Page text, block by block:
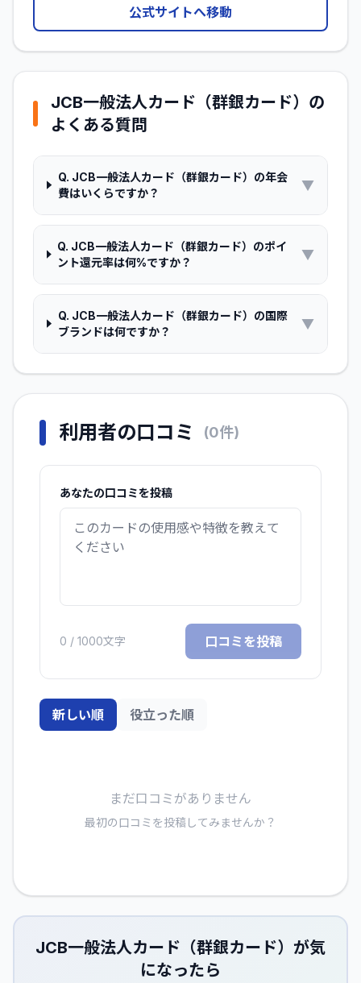
公式サイトへ移動
JCB一般法人カード（群銀カード） の
よくある質問
Q. JCB一般法人カード（群銀カード）の年会
費はいくらですか？
▼
Q. JCB一般法人カード（群銀カード）のポイ
ント還元率は何%ですか？
▼
Q. JCB一般法人カード（群銀カード）の国際
ブランドは何ですか？
▼
利用者の口コミ (0件)
あなたの口コミを投稿
0 / 1000文字 口コミを投稿
新しい順 役立った順
まだ口コミがありません
最初の口コミを投稿してみませんか？
JCB一般法人カード（群銀カード） が気
になったら